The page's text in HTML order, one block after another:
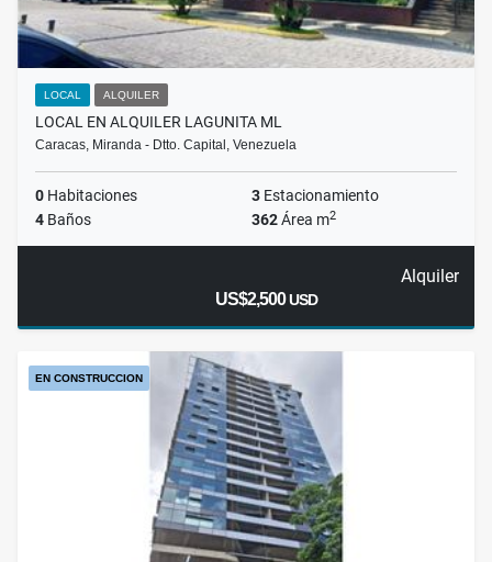
LOCAL ALQUILER
LOCAL EN ALQUILER LAGUNITA ML
Caracas, Miranda - Dtto. Capital, Venezuela
0 Habitaciones 3 Estacionamiento
4 Baños 362Área m2
Alquiler
US$2,500USD
EN CONSTRUCCION